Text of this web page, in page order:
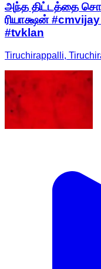
அந்த திட்டத்தை
ரியாக்ஷன்
#tvklan
Tiruchirappalli,